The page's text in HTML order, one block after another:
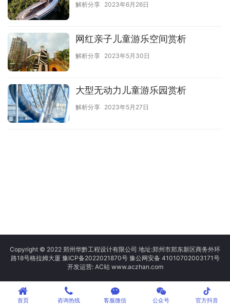
解析分享 2023年6月26日
网红亲子儿童游乐空间赏析
解析分享 2023年5月30日
大型无动力儿童游乐园赏析
解析分享 2023年5月27日
Copyright © 2022 郑州华黔工程设计有限公司 地址:郑州市郑东新区商务外环
路18号格拉姆大厦 豫ICP备2022021870号 豫公网安备 41010702003171号
开发运营: AC站 www.aczhan.com
首页 咨询热线 客服微信 公众号
tiktok
官方抖音